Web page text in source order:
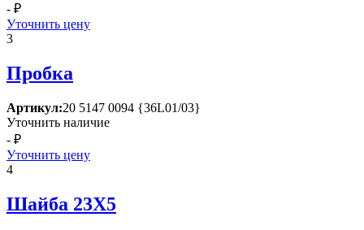
- ₽
Уточнить цену
3
Пробка
Артикул:20 5147 0094 {36L01/03}
Уточнить наличие
- ₽
Уточнить цену
4
Шайба 23Х5